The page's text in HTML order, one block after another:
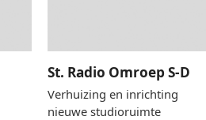
St. Radio Omroep S-D
Verhuizing en inrichting
nieuwe studioruimte